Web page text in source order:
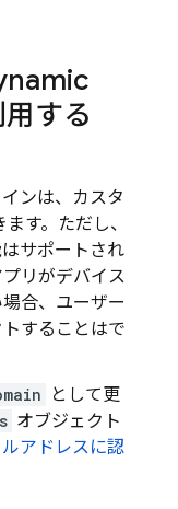
する
インは、カスタ
す。ただし、
サポートされ
リがデバイス
合、ユーザー
することはで
として更
オブジェクト
アドレスに認